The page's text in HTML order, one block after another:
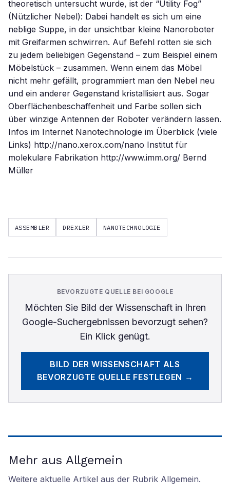
ASSEMBLER DREXLER NANOTECHNOLOGIE
BEVORZUGTE QUELLE BEI GOOGLE
Möchten Sie Bild der Wissenschaftin Ihren
Google-Suchergebnissen bevorzugt sehen?
Ein Klick genügt.
BILD DER WISSENSCHAFT ALS
BEVORZUGTE QUELLE FESTLEGEN →
Mehr aus Allgemein
Weitere aktuelle Artikel aus der Rubrik Allgemein.